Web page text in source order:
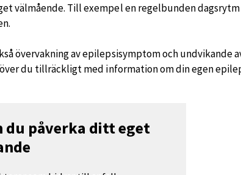
välmående. Till exempel en regelbunden
övervakning av epilepsisymptom och undvikande
du tillräckligt med information om din egen
du påverka ditt eget